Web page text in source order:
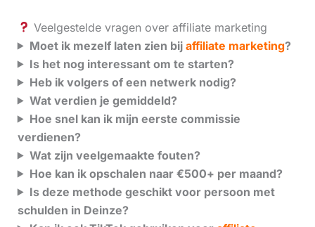
Veelgestelde vragen over affiliate marketing
Moet ik mezelf laten zien bij affiliate marketing?
Is het nog interessant om te starten?
Heb ik volgers of een netwerk nodig?
Wat verdien je gemiddeld?
Hoe snel kan ik mijn eerste commissie
verdienen?
Wat zijn veelgemaakte fouten?
Hoe kan ik opschalen naar €500+ per maand?
Is deze methode geschikt voor persoon met
schulden in Deinze?